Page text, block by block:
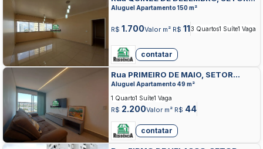
CENTRAL, ANAPOLIS
Aluguel Apartamento 150 m²
R$ 1.700Valor m² R$ 113 Quartos1 Suíte1 Vaga
contatar
Rua PRIMEIRO DE MAIO, SETOR
CENTRAL, ANAPOLIS
Aluguel Apartamento 49 m²
R$ 2.200Valor m² R$ 44
1 Quarto1 Suíte1 Vaga
contatar